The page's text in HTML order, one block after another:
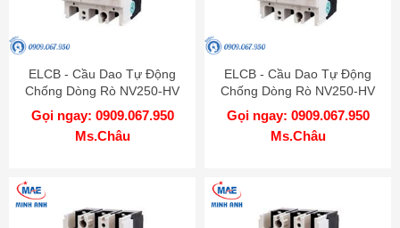
ELCB - Cầu Dao Tự Động
Chống Dòng Rò NV250-HV
3P 200A 75kA 1.2.500mA TD
MITSUBISHI
Gọi ngay: 0909.067.950
Ms.Châu
ELCB - Cầu Dao Tự Động
Chống Dòng Rò NV250-HV
3P 175A 75kA 1.2.500mA TD
MITSUBISHI
Gọi ngay: 0909.067.950
Ms.Châu